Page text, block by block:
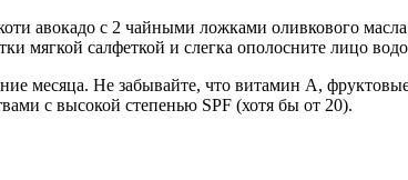
авокадо с 2 чайными ложками оливкового
мягкой салфеткой и слегка ополосните лицо
месяца. Не забывайте, что витамин А,
с высокой степенью SPF (хотя бы от 20).